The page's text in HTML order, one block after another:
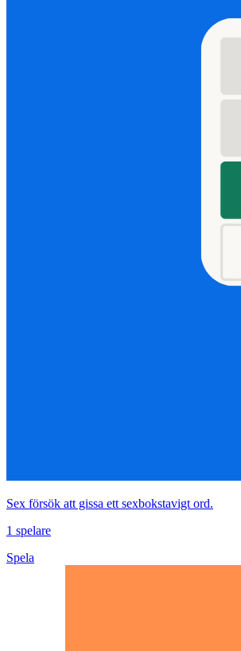
Sex försök att gissa ett sexbokstavigt ord.
1 spelare
Spela